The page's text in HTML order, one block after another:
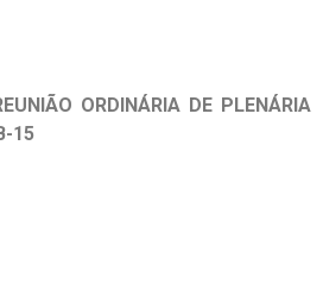
ORDINÁRIA DE PLENÁRIA
15